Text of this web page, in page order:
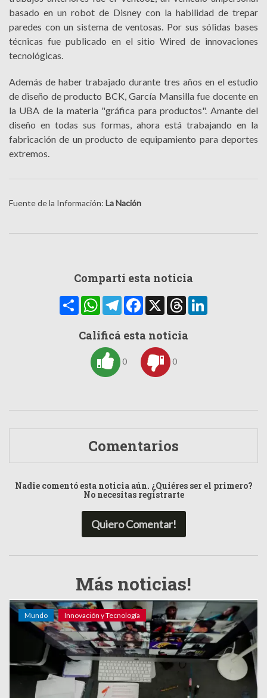
basado en un robot de Disney con la habilidad de trepar
paredes con un sistema de ventosas. Por sus sólidas bases
técnicas fue publicado en el sitio Wired de innovaciones
tecnológicas.
Además de haber trabajado durante tres años en el estudio
de diseño de producto BCK, García Mansilla fue docente en
la UBA de la materia "gráfica para productos". Amante del
diseño en todas sus formas, ahora está trabajando en la
fabricación de un producto de equipamiento para deportes
extremos.
Fuente de la Información: La Nación
Compartí esta noticia
CompartirWhatsAppTelegramFacebook
X Threads
Calificá esta noticia
0 0
Comentarios
Nadie comentó esta noticia aún. ¿Quiéres ser el primero?
No necesitas registrarte
Quiero Comentar!
Más noticias!
Mundo Innovación y Tecnología